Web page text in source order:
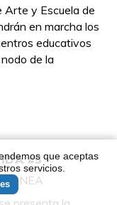
Arte y Escuela de
en marcha los
educativos
de la
#5que aceptas
servicios.